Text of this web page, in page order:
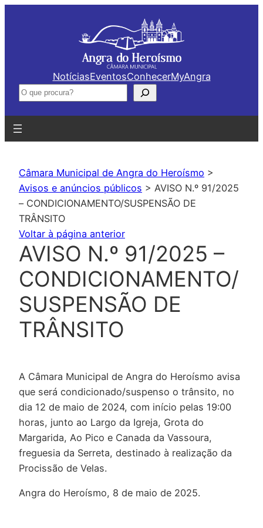
NotíciasEventosConhecerMyAngra
Pesquisar
Câmara Municipal de Angra do Heroísmo >
Avisos e anúncios públicos > AVISO N.º 91/2025
– CONDICIONAMENTO/SUSPENSÃO DE
TRÂNSITO
Voltar à página anterior
AVISO N.º 91/2025 –
CONDICIONAMENTO/
SUSPENSÃO DE
TRÂNSITO
A Câmara Municipal de Angra do Heroísmo avisa
que será condicionado/suspenso o trânsito, no
dia 12 de maio de 2024, com início pelas 19:00
horas, junto ao Largo da Igreja, Grota do
Margarida, Ao Pico e Canada da Vassoura,
freguesia da Serreta, destinado à realização da
Procissão de Velas.
Angra do Heroísmo, 8 de maio de 2025.